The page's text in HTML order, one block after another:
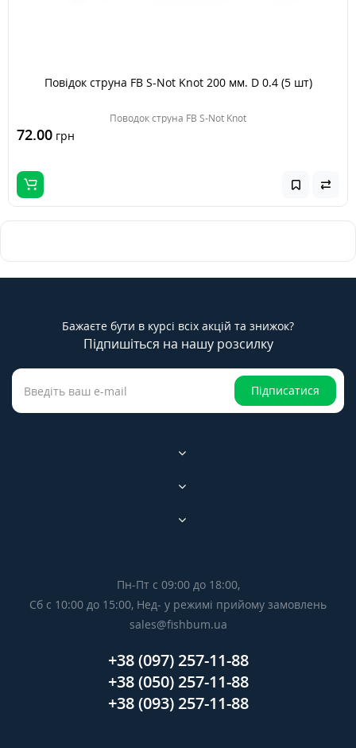
Повідок струна FB S-Not Knot 200 мм. D 0.4 (5 шт)
Поводок струна FB S-Not Knot
72.00 грн
Бажаєте бути в курсі всіх акцій та знижок?
Підпишіться на нашу розсилку
Підписатися
Пн-Пт с 09:00 до 18:00,
Сб с 10:00 до 15:00, Нед- у режимі прийому замовлень
sales@fishbum.ua
+38 (097) 257-11-88
+38 (050) 257-11-88
+38 (093) 257-11-88